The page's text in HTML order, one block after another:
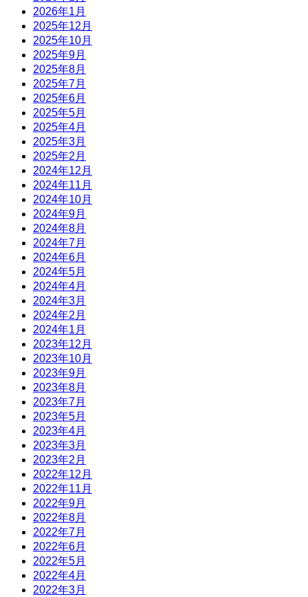
2026年1月
2025年12月
2025年10月
2025年9月
2025年8月
2025年7月
2025年6月
2025年5月
2025年4月
2025年3月
2025年2月
2024年12月
2024年11月
2024年10月
2024年9月
2024年8月
2024年7月
2024年6月
2024年5月
2024年4月
2024年3月
2024年2月
2024年1月
2023年12月
2023年10月
2023年9月
2023年8月
2023年7月
2023年5月
2023年4月
2023年3月
2023年2月
2022年12月
2022年11月
2022年9月
2022年8月
2022年7月
2022年6月
2022年5月
2022年4月
2022年3月